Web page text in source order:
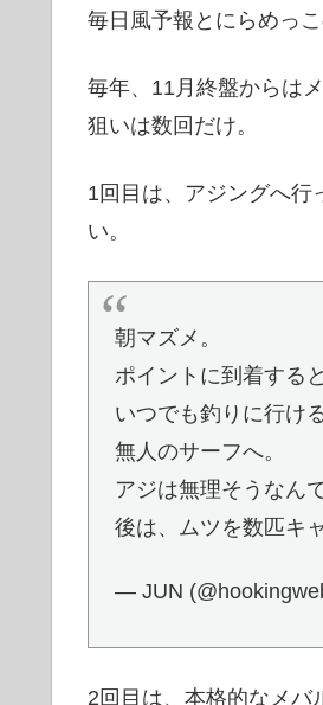
毎日風予報とにらめっ
毎年、11月終盤からは
狙いは数回だけ。
1回目は、アジングへ行
い。
朝マズメ。
ポイントに到着する
いつでも釣りに行け
無人のサーフへ。
アジは無理そうなん
後は、ムツを数匹キ
— JUN
2回目は、本格的なメバ